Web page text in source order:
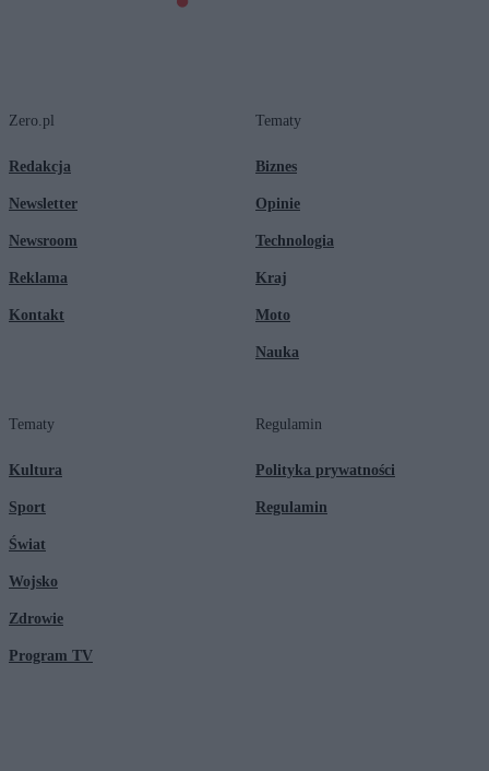
Zero.pl
Redakcja
Newsletter
Newsroom
Reklama
Kontakt
Tematy
Biznes
Opinie
Technologia
Kraj
Moto
Nauka
Tematy
Kultura
Sport
Świat
Wojsko
Zdrowie
Program TV
Regulamin
Polityka prywatności
Regulamin